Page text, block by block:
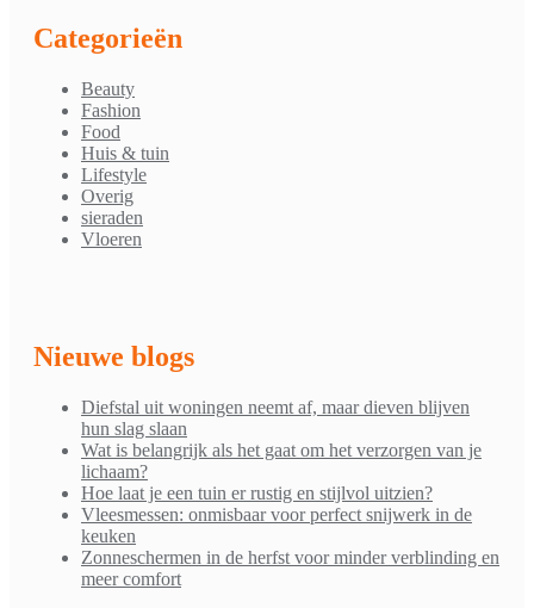
Categorieën
Beauty
Fashion
Food
Huis & tuin
Lifestyle
Overig
sieraden
Vloeren
Nieuwe blogs
Diefstal uit woningen neemt af, maar dieven blijven
hun slag slaan
Wat is belangrijk als het gaat om het verzorgen van je
lichaam?
Hoe laat je een tuin er rustig en stijlvol uitzien?
Vleesmessen: onmisbaar voor perfect snijwerk in de
keuken
Zonneschermen in de herfst voor minder verblinding en
meer comfort